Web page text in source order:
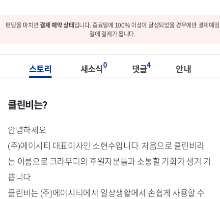
펀딩을 마치면결제 예약 상태입니다. 종료일에 100% 이상이 달성되었을 경우에만 결제예정
일에 결제가 됩니다.
스토리 새소식0 댓글4 안내
클린비는?
안녕하세요.
(주)에이시티 대표이사인 소현수입니다. 처음으로 클린비라
는 이름으로 크라우디의 후원자분들과 소통할 기회가 생겨 기
쁩니다.
클린비는 (주)에이시티에서 일상생활에서 손쉽게 사용할 수